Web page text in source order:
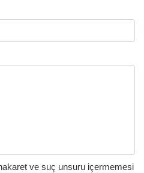
ve suç unsuru içermemesi